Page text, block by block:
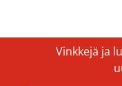
Vinkkejä ja